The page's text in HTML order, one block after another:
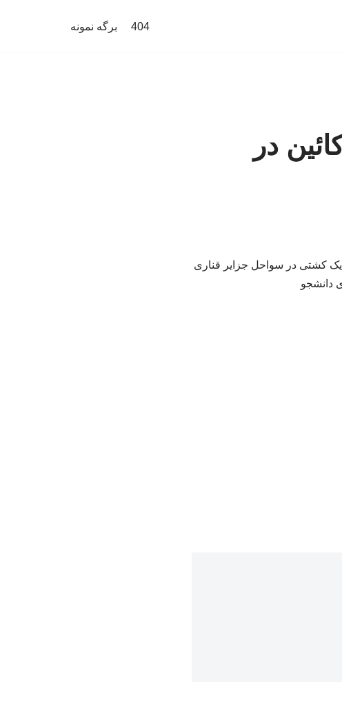
404 برگه نمونه
با ۳۰ تن کوکائین در
ضبط مواد مخدر در اروپا، ۳۰ تن کوکائین را از یک کشتی در سواحل جزایر قناری